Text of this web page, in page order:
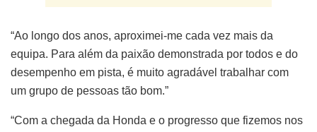
“Ao longo dos anos, aproximei-me cada vez mais da
equipa. Para além da paixão demonstrada por todos e do
desempenho em pista, é muito agradável trabalhar com
um grupo de pessoas tão bom.”
“Com a chegada da Honda e o progresso que fizemos nos